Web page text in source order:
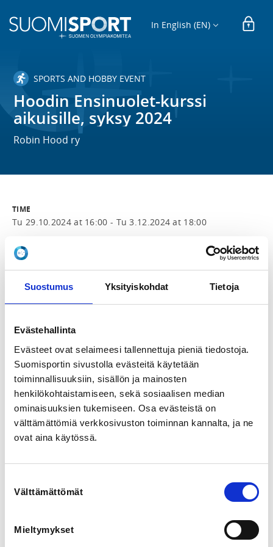
Suostumus Yksityiskohdat Tietoja
Evästehallinta
Evästeet ovat selaimeesi tallennettuja pieniä tiedostoja.
Suomisportin sivustolla evästeitä käytetään
toiminnallisuuksiin, sisällön ja mainosten
henkilökohtaistamiseen, sekä sosiaalisen median
ominaisuuksien tukemiseen. Osa evästeistä on
välttämättömiä verkkosivuston toiminnan kannalta, ja ne
ovat aina käytössä.
valinta
Välttämättömät
Mieltymykset
In English (EN)
SPORTS AND HOBBY EVENT
Hoodin Ensinuolet-kurssi
aikuisille, syksy 2024
Robin Hood ry
TIME
Tu 29.10.2024 at 16:00 - Tu 3.12.2024 at 18:00
LOCATION
Tuulimäki
Itätuulenkuja 9, 02100 Espoo, Suomi
LOCALITY
SPORTS
Jousiammunta
REGISTRATION PERIOD
We 9.10.2024 at 00:00 - Tu 5.11.2024 at 00:00
Ensinuolet-kurssi 6x2 h, ei seuran jäsen 100,00 €
Ensinuolet-kurssi 6x2 h, seuran jäsenelle 80,00 €
ADDITIONAL INFORMATION